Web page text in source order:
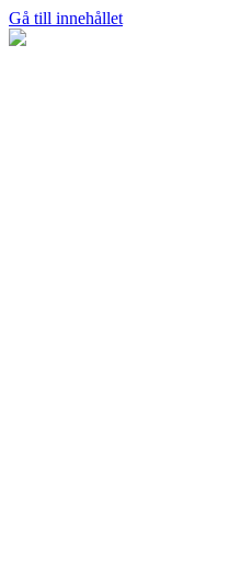
Gå till innehållet